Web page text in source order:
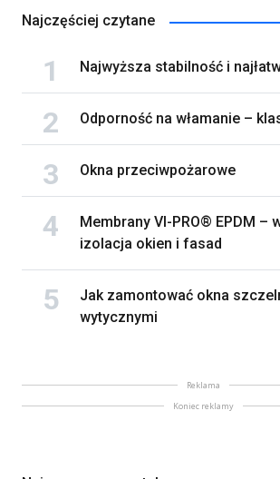
Najczęściej czytane
Najwyższa stabilność i
Odporność na włamanie –
Okna przeciwpożarowe
Membrany VI-PRO® EPDM –
izolacja okien i fasad
Jak zamontować okna
wytycznymi
Reklama
Koniec reklamy